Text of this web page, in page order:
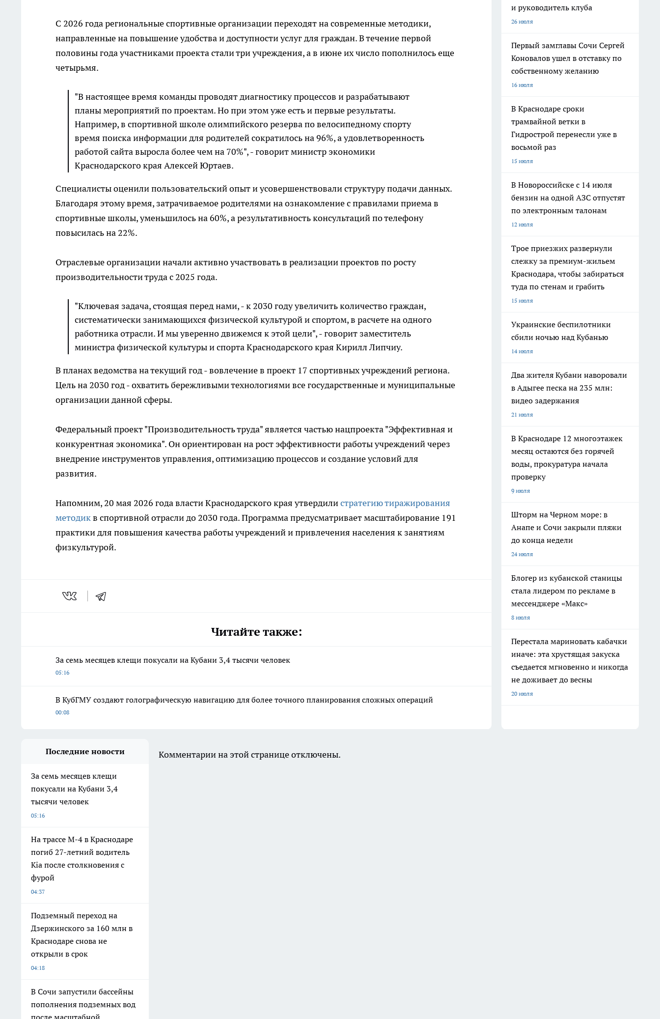
С 2026 года региональные спортивные организации переходят на современные методики,
направленные на повышение удобства и доступности услуг для граждан. В течение первой
половины года участниками проекта стали три учреждения, а в июне их число пополнилось еще
четырьмя.
"В настоящее время команды проводят диагностику процессов и разрабатывают
планы мероприятий по проектам. Но при этом уже есть и первые результаты.
Например, в спортивной школе олимпийского резерва по велосипедному спорту
время поиска информации для родителей сократилось на 96%, а удовлетворенность
работой сайта выросла более чем на 70%", - говорит министр экономики
Краснодарского края Алексей Юртаев.
Специалисты оценили пользовательский опыт и усовершенствовали структуру подачи данных.
Благодаря этому время, затрачиваемое родителями на ознакомление с правилами приема в
спортивные школы, уменьшилось на 60%, а результативность консультаций по телефону
повысилась на 22%.
Отраслевые организации начали активно участвовать в реализации проектов по росту
производительности труда с 2025 года.
"Ключевая задача, стоящая перед нами, - к 2030 году увеличить количество граждан,
систематически занимающихся физической культурой и спортом, в расчете на одного
работника отрасли. И мы уверенно движемся к этой цели", - говорит заместитель
министра физической культуры и спорта Краснодарского края Кирилл Липчиу.
В планах ведомства на текущий год - вовлечение в проект 17 спортивных учреждений региона.
Цель на 2030 год - охватить бережливыми технологиями все государственные и муниципальные
организации данной сферы.
Федеральный проект "Производительность труда" является частью нацпроекта "Эффективная и
конкурентная экономика". Он ориентирован на рост эффективности работы учреждений через
внедрение инструментов управления, оптимизацию процессов и создание условий для
развития.
Напомним, 20 мая 2026 года власти Краснодарского края утвердилистратегию тиражирования
методикв спортивной отрасли до 2030 года. Программа предусматривает масштабирование 191
практики для повышения качества работы учреждений и привлечения населения к занятиям
физкультурой.
Читайте также:
За семь месяцев клещи покусали на Кубани 3,4 тысячи человек
05:16
В КубГМУ создают голографическую навигацию для более точного планирования сложных операций
00:08
и руководитель клуба
26 июля
Первый замглавы Сочи Сергей
Коновалов ушел в отставку по
собственному желанию
16 июля
В Краснодаре сроки
трамвайной ветки в
Гидрострой перенесли уже в
восьмой раз
15 июля
В Новороссийске с 14 июля
бензин на одной АЗС отпустят
по электронным талонам
12 июля
Трое приезжих развернули
слежку за премиум-жильем
Краснодара, чтобы забираться
туда по стенам и грабить
15 июля
Украинские беспилотники
сбили ночью над Кубанью
14 июля
Два жителя Кубани наворовали
в Адыгее песка на 235 млн:
видео задержания
21 июля
В Краснодаре 12 многоэтажек
месяц остаются без горячей
воды, прокуратура начала
проверку
9 июля
Шторм на Черном море: в
Анапе и Сочи закрыли пляжи
до конца недели
24 июля
Блогер из кубанской станицы
стала лидером по рекламе в
мессенджере «Макс»
8 июля
Перестала мариновать кабачки
иначе: эта хрустящая закуска
съедается мгновенно и никогда
не доживает до весны
20 июля
Последние новости
За семь месяцев клещи
покусали на Кубани 3,4
тысячи человек
05:16
На трассе М-4 в Краснодаре
погиб 27-летний водитель
Kia после столкновения с
фурой
04:37
Подземный переход на
Дзержинского за 160 млн в
Краснодаре снова не
открыли в срок
04:18
В Сочи запустили бассейны
пополнения подземных вод
Комментарии на этой странице отключены.